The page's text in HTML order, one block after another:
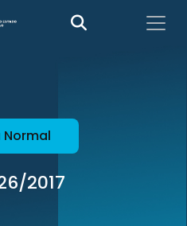
Normal
2017